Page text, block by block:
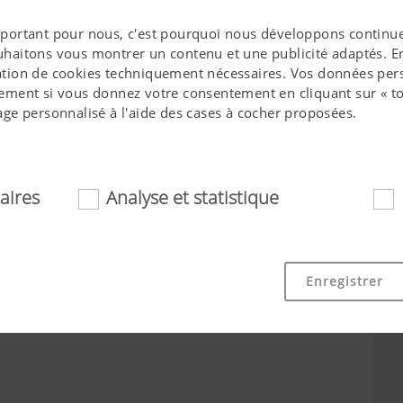
pour nous, c'est pourquoi nous développons
vous montrer un contenu et une publicité adaptés.
de cookies techniquement nécessaires. Vos données
si vous donnez votre consentement en cliquant sur «
personnalisé à l'aide des cases à cocher proposées.
cookies aident à rendre ce site internet plus accessible et
fonctionnalités de base, comme la navigation sur le site
Analyse et statistique
Enregistrer
Ville*
Activité*